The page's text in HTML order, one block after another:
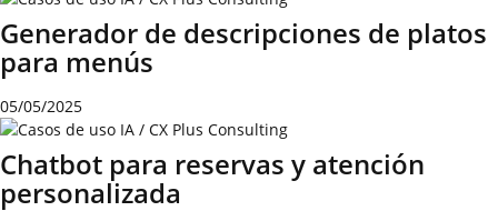
Generador de descripciones de platos
para menús
05/05/2025
Chatbot para reservas y atención
personalizada